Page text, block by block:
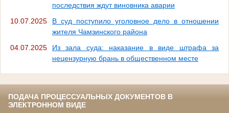
последствия ждут виновника аварии
10.07.2025
В суд поступило уголовное дело в отношении
жителя Чамзинского района
04.07.2025
Из зала суда: наказание в виде штрафа за
нецензурную брань в общественном месте
ПОДАЧА ПРОЦЕССУАЛЬНЫХ ДОКУМЕНТОВ В
ЭЛЕКТРОННОМ ВИДЕ